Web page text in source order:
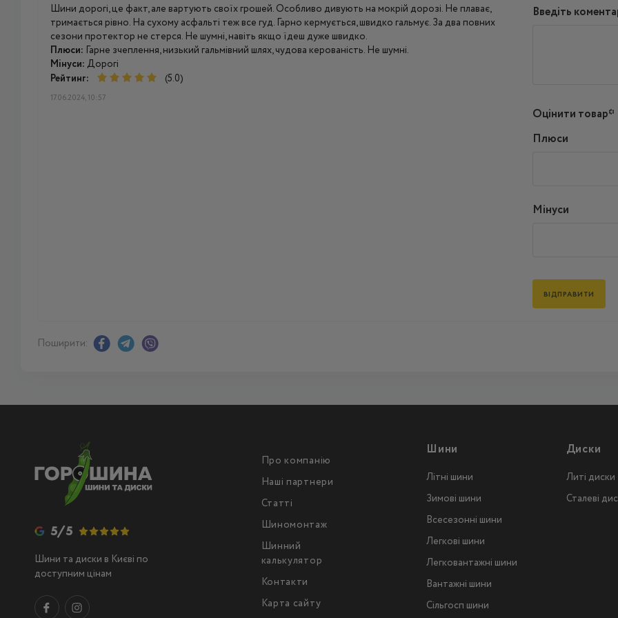
Шини дорогі, це факт, але вартують своїх грошей. Особливо дивують на мокрій дорозі. Не плаває,
тримається рівно. На сухому асфальті теж все гуд. Гарно кермується, швидко гальмує. За два повних
сезони протектор не стерся. Не шумні, навіть якщо їдеш дуже швидко.
Плюси: Гарне зчеплення, низький гальмівний шлях, чудова керованість. Не шумні.
Мінуси: Дорогі
Рейтинг:
(5.0)
17.06.2024, 10:57
Введіть
Оцінити товар*
Плюси
Мінуси
Поширити:
5/5
Шини та диски в Києві по
доступним цінам
Про компанію
Наші партнери
Статті
Шиномонтаж
Шинний
калькулятор
Контакти
Карта сайту
Шини
Літні шини
Зимові шини
Всесезонні шини
Легкові шини
Легковантажнi шини
Вантажнi шини
Сільгосп шини
Диски
Литі диски
Сталеві